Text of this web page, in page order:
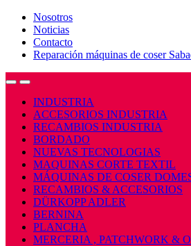
Nosotros
Noticias
Contacto
Reparación máquinas de coser
OpenClose
INDUSTRIA
ACCESORIOS INDUSTRIA
RECAMBIOS INDUSTRIA
BORDADO
NUEVAS TECNOLOGIAS
MAQUINAS CORTE TEXTIL
MÁQUINAS DE COSER
RECAMBIOS & ACCESORIOS
DÜRKOPP ADLER
BERNINA
PLANCHA
MERCERIA , PATCHWORK &